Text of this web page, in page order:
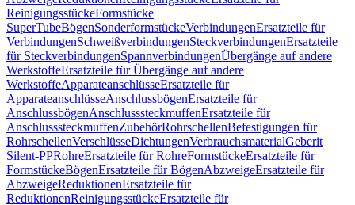
ReinigungsstückeFormstücke
SuperTubeBögenSonderformstückeVerbindungenErsatzteile für
VerbindungenSchweißverbindungenSteckverbindungenErsatzteile
für SteckverbindungenSpannverbindungenÜbergänge auf andere
WerkstoffeErsatzteile für Übergänge auf andere
WerkstoffeApparateanschlüsseErsatzteile für
ApparateanschlüsseAnschlussbögenErsatzteile für
AnschlussbögenAnschlusssteckmuffenErsatzteile für
AnschlusssteckmuffenZubehörRohrschellenBefestigungen für
RohrschellenVerschlüsseDichtungenVerbrauchsmaterialGeberit
Silent-PPRohreErsatzteile für RohreFormstückeErsatzteile für
FormstückeBögenErsatzteile für BögenAbzweigeErsatzteile für
AbzweigeReduktionenErsatzteile für
ReduktionenReinigungsstückeErsatzteile für